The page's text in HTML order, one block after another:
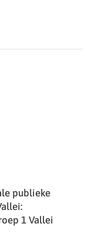
publieke
1 Vallei